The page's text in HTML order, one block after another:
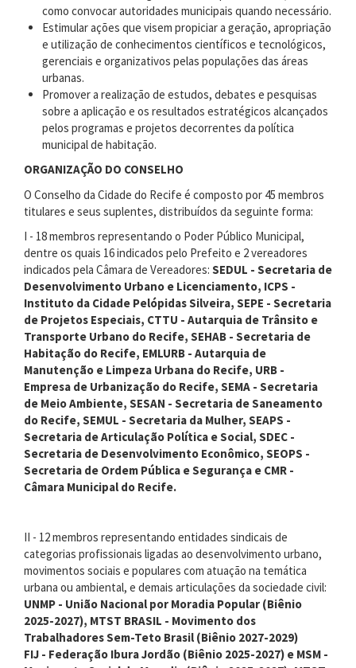
como convocar autoridades municipais quando necessário.
Estimular ações que visem propiciar a geração, apropriação
e utilização de conhecimentos científicos e tecnológicos,
gerenciais e organizativos pelas populações das áreas
urbanas.
Promover a realização de estudos, debates e pesquisas
sobre a aplicação e os resultados estratégicos alcançados
pelos programas e projetos decorrentes da política
municipal de habitação.
ORGANIZAÇÃO DO CONSELHO
O Conselho da Cidade do Recife é composto por 45 membros
titulares e seus suplentes, distribuídos da seguinte forma:
I - 18 membros representando o Poder Público Municipal,
dentre os quais 16 indicados pelo Prefeito e 2 vereadores
indicados pela Câmara de Vereadores: SEDUL - Secretaria de
Desenvolvimento Urbano e Licenciamento, ICPS -
Instituto da Cidade Pelópidas Silveira, SEPE - Secretaria
de Projetos Especiais, CTTU - Autarquia de Trânsito e
Transporte Urbano do Recife, SEHAB - Secretaria de
Habitação do Recife, EMLURB - Autarquia de
Manutenção e Limpeza Urbana do Recife, URB -
Empresa de Urbanização do Recife, SEMA - Secretaria
de Meio Ambiente, SESAN - Secretaria de Saneamento
do Recife, SEMUL - Secretaria da Mulher, SEAPS -
Secretaria de Articulação Política e Social, SDEC -
Secretaria de Desenvolvimento Econômico, SEOPS -
Secretaria de Ordem Pública e Segurança e CMR -
Câmara Municipal do Recife.
II - 12 membros representando entidades sindicais de
categorias profissionais ligadas ao desenvolvimento urbano,
movimentos sociais e populares com atuação na temática
urbana ou ambiental, e demais articulações da sociedade civil:
UNMP - União Nacional por Moradia Popular (Biênio
2025-2027), MTST BRASIL - Movimento dos
Trabalhadores Sem-Teto Brasil (Biênio 2027-2029)
FIJ - Federação Ibura Jordão (Biênio 2025-2027) e MSM -